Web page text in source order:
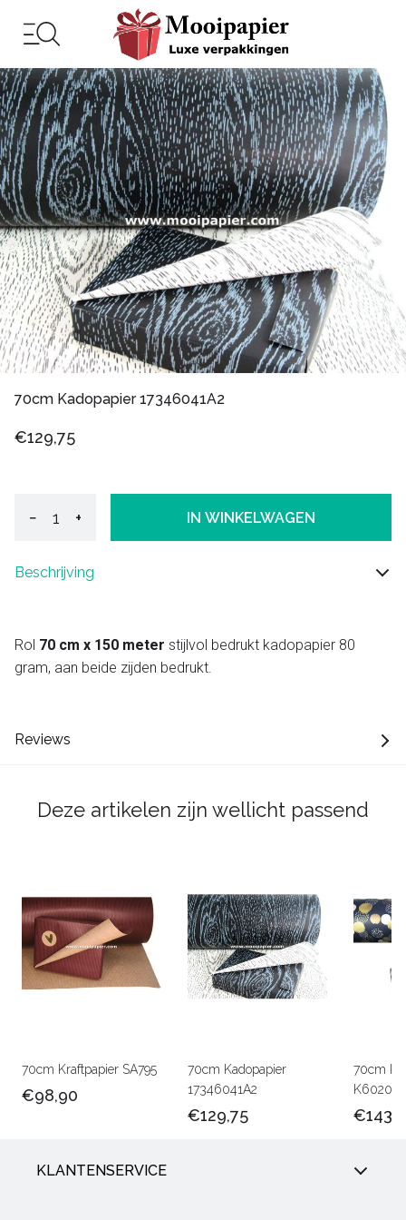
70cm Kadopapier 17346041A2
€129,75
− + IN WINKELWAGEN
Beschrijving
Rol 70 cm x 150 meter stijlvol bedrukt kadopapier 80
gram, aan beide zijden bedrukt.
Reviews
Deze artikelen zijn wellicht passend
70cm Kraftpapier SA795
€98,90
70cm Kadopapier
17346041A2
€129,75
70cm
KLANTENSERVICE